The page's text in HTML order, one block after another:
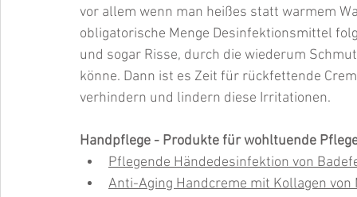
vor allem wenn man heißes statt warmem
obligatorische Menge Desinfektionsmittel
und sogar Risse, durch die wiederum
könne. Dann ist es Zeit für rückfettende
verhindern und lindern diese Irritationen.
Handpflege - Produkte für wohltuende
Pflegende Händedesinfektion von
Anti-Aging Handcreme mit Kollagen von